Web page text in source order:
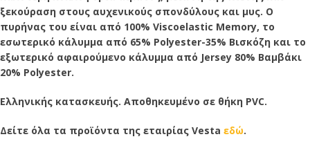
ξεκούραση στους αυχενικούς σπονδύλους και μυς. Ο
πυρήνας του είναι από 100% Viscoelastic Memory, το
εσωτερικό κάλυμμα από 65% Polyester-35% Βισκόζη και το
εξωτερικό αφαιρούμενο κάλυμμα από Jersey 80% Βαμβάκι
20% Polyester.
Ελληνικής κατασκευής. Αποθηκευμένο σε θήκη PVC.
Δείτε όλα τα προϊόντα της εταιρίας Vesta εδώ.